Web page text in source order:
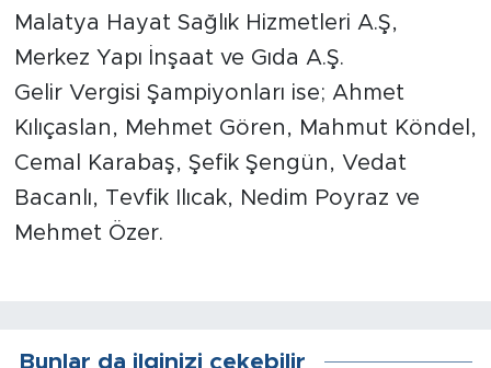
Malatya Hayat Sağlık Hizmetleri A.Ş,
Merkez Yapı İnşaat ve Gıda A.Ş.
Gelir Vergisi Şampiyonları ise; Ahmet
Kılıçaslan, Mehmet Gören, Mahmut Köndel,
Cemal Karabaş, Şefik Şengün, Vedat
Bacanlı, Tevfik Ilıcak, Nedim Poyraz ve
Mehmet Özer.
Bunlar da ilginizi çekebilir